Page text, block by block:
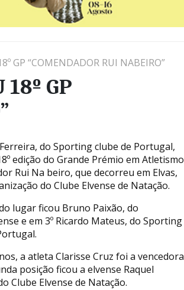
GP “COMENDADOR RUI NABEIRO”
18º GP
do Sporting clube de Portugal,
edição do Grande Prémio em Atletismo
Rui Na beiro, que decorreu em Elvas,
do Clube Elvense de Natação.
lugar ficou Bruno Paixão, do
e em 3º Ricardo Mateus, do Sporting
a atleta Clarisse Cruz foi a vencedora
posição ficou a elvense Raquel
Clube Elvense de Natação.